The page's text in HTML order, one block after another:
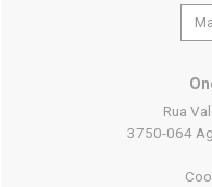
Rua
3750-064